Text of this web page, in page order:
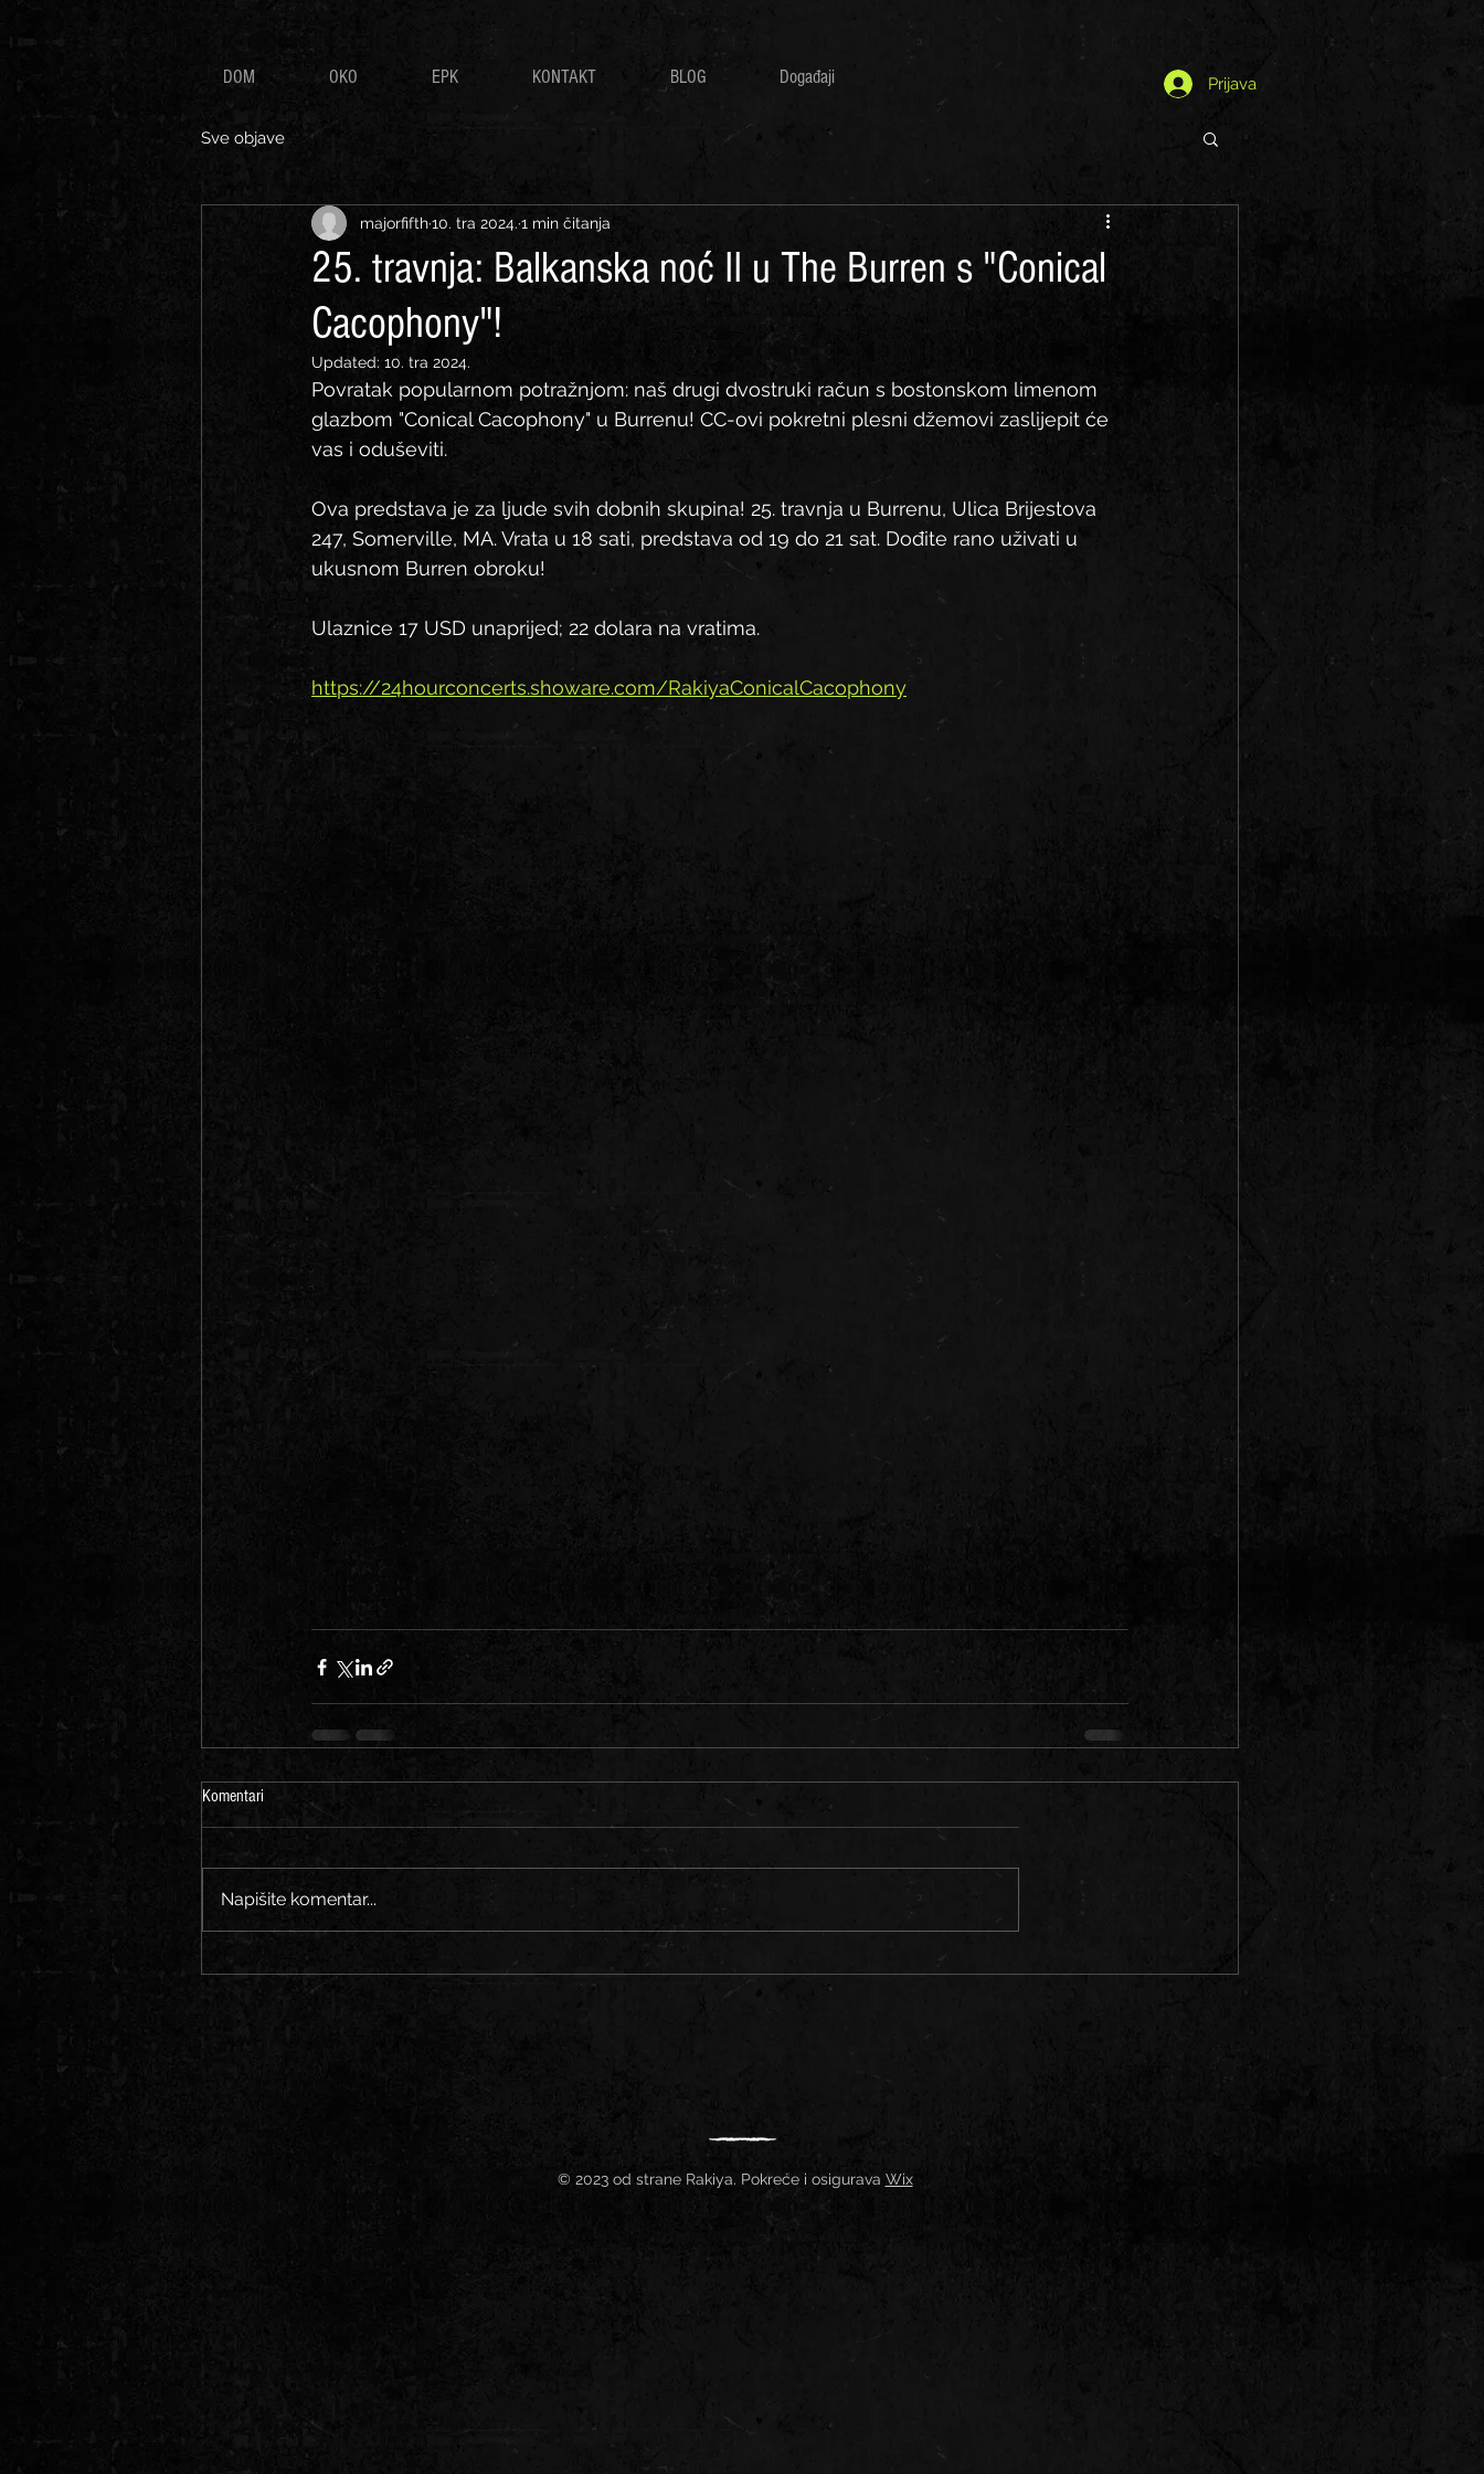
DOM OKO EPK KONTAKT BLOG Događaji Prijava
Sve objave
25. travnja: Balkanska noć II u The Burren s "Conical
Cacophony"!
majorfifth10. tra 2024. 1 min čitanja
Updated: 10. tra 2024.
Povratak popularnom potražnjom: naš drugi dvostruki račun s bostonskom limenom
glazbom "Conical Cacophony" u Burrenu! CC-ovi pokretni plesni džemovi zaslijepit će
vas i oduševiti.
Ova predstava je za ljude svih dobnih skupina! 25. travnja u Burrenu, Ulica Brijestova
247, Somerville, MA. Vrata u 18 sati, predstava od 19 do 21 sat. Dođite rano uživati u
ukusnom Burren obroku!
Ulaznice 17 USD unaprijed; 22 dolara na vratima.
https://24hourconcerts.showare.com/RakiyaConicalCacophony
Komentari
Napišite komentar...
© 2023 od strane Rakiya. Pokreće i osigurava Wix